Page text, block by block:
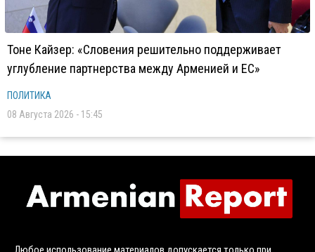
Тоне Кайзер: «Словения решительно поддерживает
углубление партнерства между Арменией и ЕС»
ПОЛИТИКА
08 Августа 2026 - 15:45